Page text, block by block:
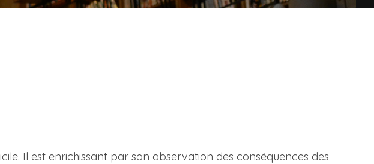
Il est enrichissant par son observation des conséquences des